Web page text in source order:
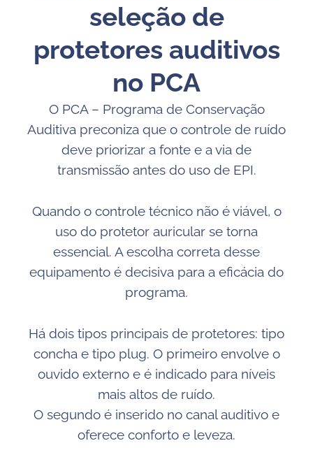
seleção de
protetores auditivos
no PCA
O PCA – Programa de Conservação
Auditiva preconiza que o controle de ruído
deve priorizar a fonte e a via de
transmissão antes do uso de EPI.
Quando o controle técnico não é viável, o
uso do protetor auricular se torna
essencial. A escolha correta desse
equipamento é decisiva para a eficácia do
programa.
Há dois tipos principais de protetores: tipo
concha e tipo plug. O primeiro envolve o
ouvido externo e é indicado para níveis
mais altos de ruído.
O segundo é inserido no canal auditivo e
oferece conforto e leveza.